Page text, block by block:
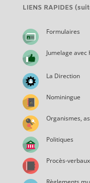
LIENS RAPIDES
Formulaires
Jumelage
La Direction
Nominingue
Organismes,
Politiques
Procès-verbaux